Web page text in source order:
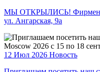
МЫ ОТКРЫЛИСЬ!
ул. Ангарская, 9а
12 Июл 2026 Новость